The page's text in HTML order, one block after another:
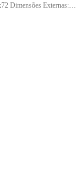
Dimensões Externas: